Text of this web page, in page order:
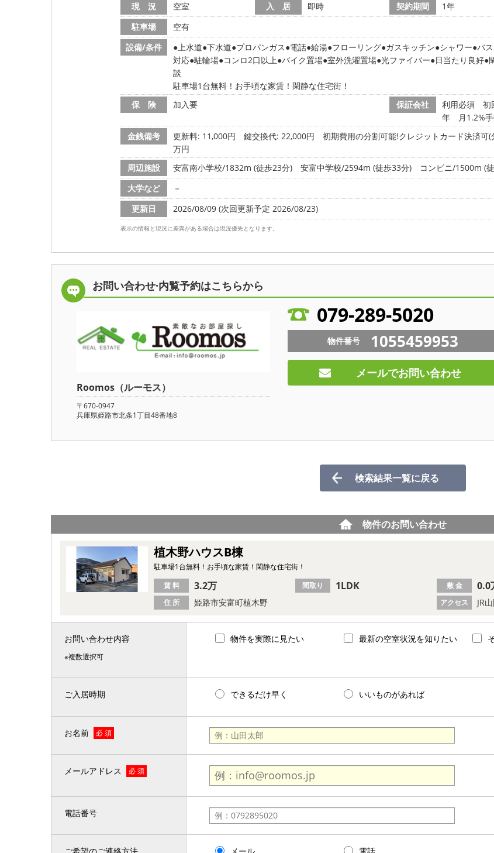
現 況
空室 入 居 即時 契約期間 1年
駐車場
空有
設備/条件
上水道 下水道 プロパンガス 電話 給湯 フローリング ガスキッチン シャワー バ
対応 駐輪場 コンロ2口以上 バイク置場 室外洗濯置場 光ファイバー 日当たり良好
談
駐車場1台無料！お手頃な家賃！閑静な住宅街！
保 険
加入要 保証会社
利用必須 初
年 月1.2%手
金銭備考
更新料: 11,000円 鍵交換代: 22,000円
初期費用の分割可能!クレジットカード決済
万円
周辺施設
安富南小学校/1832m (徒歩23分) 安富中学校/2594m (徒歩33分)
コンビニ/1500m (
大学など
－
更新日
2026/08/09 (次回更新予定 2026/08/23)
表示の情報と現況に差異がある場合は現況優先となります。
お問い合わせ·内覧予約はこちらから
Roomos（ルーモス）
〒670-0947
兵庫県姫路市北条1丁目48番地8
079-289-5020
物件番号 1055459953
メールでお問い合わせ
検索結果一覧に戻る
物件のお問い合わせ
植木野ハウスB棟
駐車場1台無料！お手頃な家賃！閑静な住宅街！
住 所 姫路市安富町植木野 アクセス JR
賃 料 3.2万 間取り 1LDK 敷 金 0.0
お問い合わせ内容
※複数選択可
物件を実際に見たい 最新の空室状況を知りたい
ご入居時期 できるだけ早く いいものがあれば
お名前 必 須
メールアドレス 必 須
電話番号
ご希望のご連絡方法 メール 電話